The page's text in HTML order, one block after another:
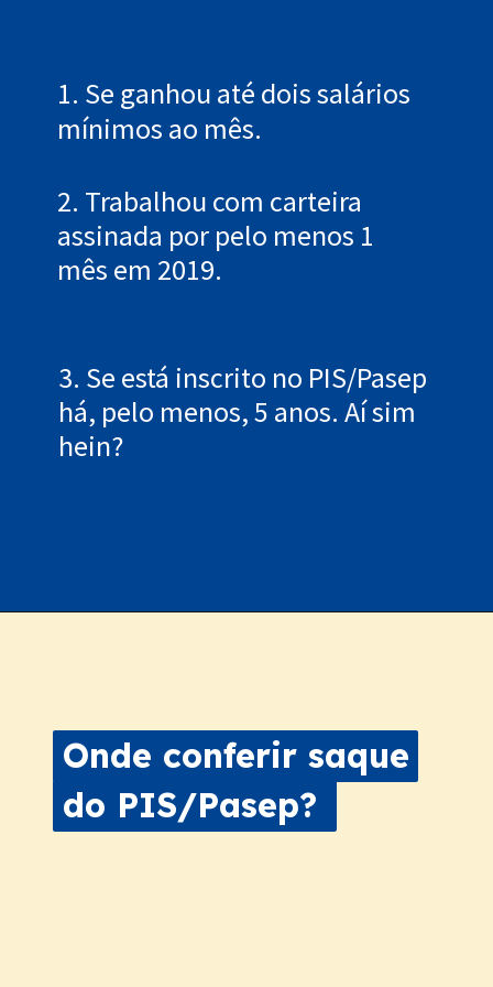
Então, se você está em alguma
destas categorias e já recebeu o
pagamentos por já ter recebido o
adiantamento.
1. Se ganhou até dois salários
mínimos ao mês.
2. Trabalhou com carteira
assinada por pelo menos 1
mês em 2019.
3. Se está inscrito no PIS/Pasep
há, pelo menos, 5 anos. Aí sim
hein?
Onde conferir saque
do PIS/Pasep?
Onde conferir saque
do PIS/Pasep?